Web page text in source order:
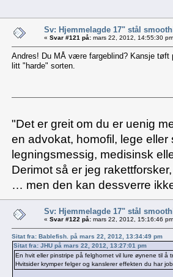
Sv: Hjemmelagde 17" stål
« Svar #121 på: mars 22, 2012, 14:55:30
Andres! Du MÅ være fargeblind? Kansje tøft
litt "harde" sorten.
"Det er greit om du er uenig
en advokat, homofil, lege
legningsmessig, medisinsk
Derimot så er jeg
… men den kan dessverre
Sv: Hjemmelagde 17" stål
« Svar #122 på: mars 22, 2012, 15:16:46
Sitat fra: Bablefish. på mars 22, 2012, 13:34:49 pm
Sitat fra: JHU på mars 22, 2012, 13:27:01 pm
En hvit eller pinstripe på felghornet vil lure øynene til å
Hvitsider krymper felger og kanslerer effekten du har